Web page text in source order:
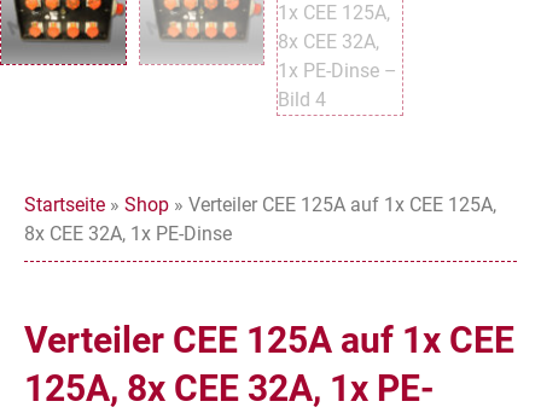
Startseite » Shop » Verteiler CEE 125A auf 1x CEE 125A,
8x CEE 32A, 1x PE-Dinse
Verteiler CEE 125A auf 1x CEE
125A, 8x CEE 32A, 1x PE-